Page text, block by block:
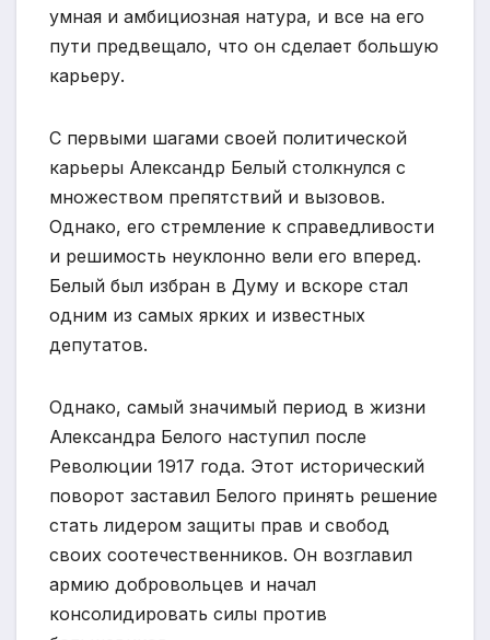
умная и амбициозная натура, и все на его
пути предвещало, что он сделает большую
карьеру.
С первыми шагами своей политической
карьеры Александр Белый столкнулся с
множеством препятствий и вызовов.
Однако, его стремление к справедливости
и решимость неуклонно вели его вперед.
Белый был избран в Думу и вскоре стал
одним из самых ярких и известных
депутатов.
Однако, самый значимый период в жизни
Александра Белого наступил после
Революции 1917 года. Этот исторический
поворот заставил Белого принять решение
стать лидером защиты прав и свобод
своих соотечественников. Он возглавил
армию добровольцев и начал
консолидировать силы против